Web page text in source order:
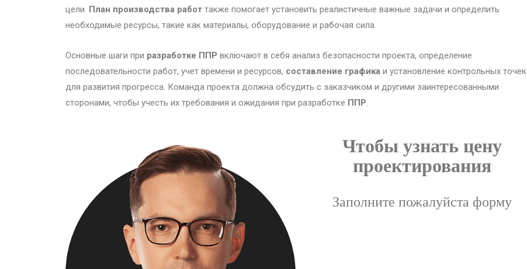
цели. План производства работ также помогает установить реалистичные важные задачи и определить
необходимые ресурсы, такие как материалы, оборудование и рабочая сила.
Основные шаги при разработке ППР включают в себя анализ безопасности проекта, определение
последовательности работ, учет времени и ресурсов, составление графика и установление контрольных точек
для развития прогресса. Команда проекта должна обсудить с заказчиком и другими заинтересованными
сторонами, чтобы учесть их требования и ожидания при разработке ППР.
Чтобы узнать цену
проектирования
Заполните пожалуйста форму